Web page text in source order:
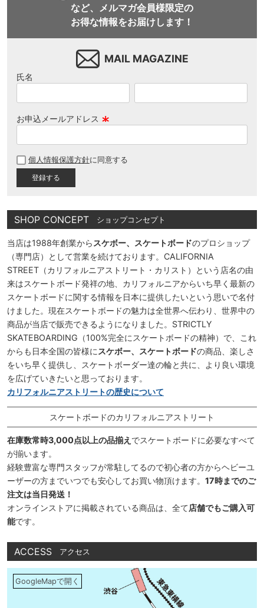
など、メルマガ会員様限定の
お得な情報をお届けします！
MAIL MAGAZINE
氏名
お申込メールアドレス
須
個人情報保護方針に同意する
SHOP CONCEPT ショップコンセプト
当店は1988年創業から スケボー、スケートボードのプロショップ
（専門店）として営業を続けております。CALIFORNIA
STREET（カリフォルニアストリート・カリスト）という店名の由
来はスケートボード発祥の地、カリフォルニアからいち早く最新の
スケートボードに関する情報を日本に提供したいという思いで名付
けました。現在スケートボードの魅力は全世界へ伝わり、世界中の
商品が当店で販売できるようになりました。STRICTLY
SKATEBOARDING（100%完全にスケートボードの精神）で、これ
からも日本全国の皆様に スケボー、スケートボードの商品、楽しさ
をいち早く提供し、スケートボーダー達の輪と共に、より良い環境
を広げていきたいと思っております。
カリフォルニアストリートの歴史について
スケートボードのカリフォルニアストリート
在庫数常時3,000点以上の品揃え でスケートボードに必要なすべて
が揃います。
経験豊富な専門スタッフが常駐してるので初心者の方からヘビーユ
ーザーの方までいつでも安心してお買い物頂けます。 17時までのご
注文は当日発送！
オンラインストアに掲載されている商品は、全て店舗でもご購入可
能です。
ACCESS アクセス
GoogleMapで開く